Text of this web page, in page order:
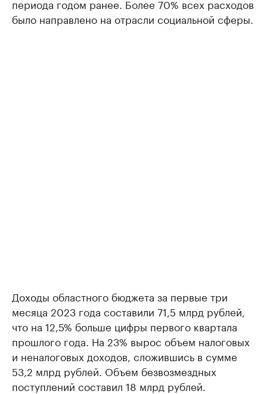
периода годом ранее. Более 70% всех расходов
было направлено на отрасли социальной сферы.
Доходы областного бюджета за первые три
месяца 2023 года составили 71,5 млрд рублей,
что на 12,5% больше цифры первого квартала
прошлого года. На 23% вырос объем налоговых
и неналоговых доходов, сложившись в сумме
53,2 млрд рублей. Объем безвозмездных
поступлений составил 18 млрд рублей.